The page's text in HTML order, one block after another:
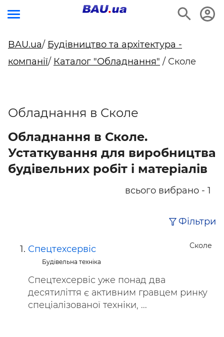
BAU.ua/ Будівництво та архітектура -
компанії/ Каталог "Обладнання" / Сколе
Обладнання в Сколе
Обладнання в Сколе.
Устаткування для виробництва
будівельних робіт і матеріалів
всього вибрано - 1
Фільтри
Сколе
Спецтехсервіс
Будівельна техніка
Спецтехсервіс уже понад два
десятиліття є активним гравцем ринку
спеціалізованої техніки, ...